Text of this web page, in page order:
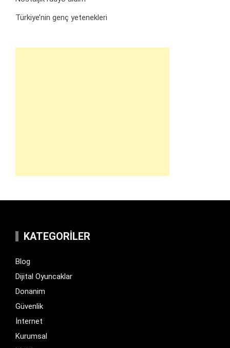
Türkiye’nin genç yetenekleri
KATEGORILER
Blog
Dijital Oyuncaklar
Donanim
Güvenlik
İnternet
Kurumsal